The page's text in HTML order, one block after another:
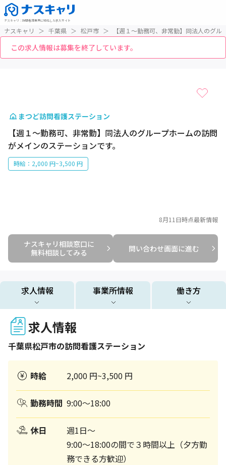
ナスキャリ ： 訪問看護業界に特化した求人サイト
ナスキャリ ＞ 千葉県 ＞ 松戸市 ＞ 【週１〜勤務可、非常勤】同法人のグ
この求人情報は募集を終了しています。
1 / 1
まつど訪問看護ステーション
【週１〜勤務可、非常勤】同法人のグループホームの訪問
がメインのステーションです。
時給：2,000 円~3,500 円
ナスキャリ相談窓口に
無料相談してみる
問い合わせ画面に進む
8月11日時点最新情報
求人情報 事業所情報 働き方
求人情報
千葉県松戸市の訪問看護ステーション
時給 2,000 円~3,500 円
勤務時間 9:00～18:00
休日
週1日～
9:00～18:00の間で３時間以上（夕方勤
務できる方歓迎）